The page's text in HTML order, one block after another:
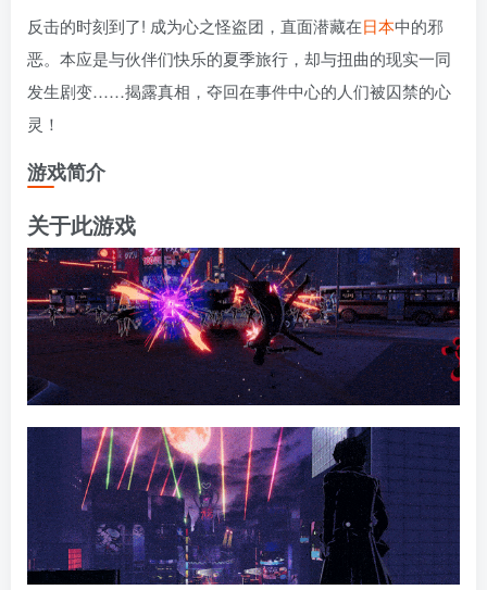
反击的时刻到了! 成为心之怪盗团，直面潜藏在日本中的邪
恶。本应是与伙伴们快乐的夏季旅行，却与扭曲的现实一同
发生剧变……揭露真相，夺回在事件中心的人们被囚禁的心
灵！
游戏简介
关于此游戏